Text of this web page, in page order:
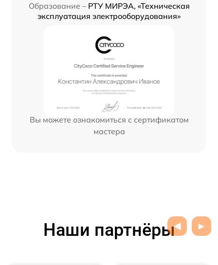
Образование – РТУ МИРЭА, «Техническая
эксплуатация электрооборудования»
Вы можете ознакомиться с сертификатом
мастера
Наши партнёры